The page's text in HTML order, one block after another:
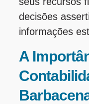
decisões
informações
A